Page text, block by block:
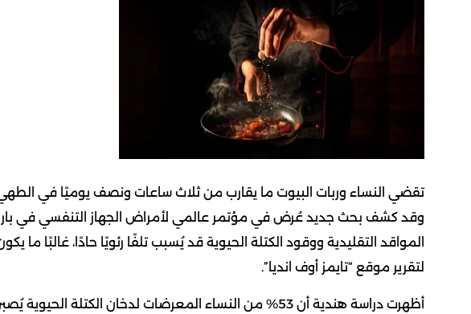
تقضي النساء وربات البيوت ​​ما يقارب من ثلاث ساعات ونصف يوميًا في
وقد كشف بحث جديد عُرض في مؤتمر عالمي لأمراض الجهاز التنفسي في
المواقد التقليدية ووقود الكتلة الحيوية قد يُسبب تلفًا رئويًا حادًا، غالبًا ما
لتقرير موقع “تايمز أوف انديا”.
أظهرت دراسة هندية أن 53% من النساء المعرضات لدخان